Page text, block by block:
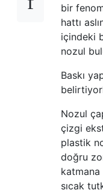
bir
hattı
içindeki
nozul
Baskı
Nozul
çizgi
plastik
doğru
katmana
sıcak